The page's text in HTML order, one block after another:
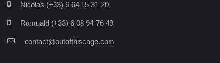
Nicolas (+33) 6 64 15 31 20
Romuald (+33) 6 08 94 76 49
contact@outofthiscage.com